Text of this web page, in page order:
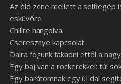
Az élő zene mellett a selfiegép
esküvőre
Chilire hangolva
Cseresznye kapcsolat
Dalra fogunk fakadni ettől a
Egy baj van a rockerekkel: túl
Egy barátomnak egy új dal